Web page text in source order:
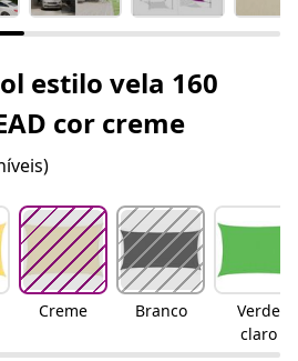
estilo vela 160
cor creme
Creme Branco
Verde
claro